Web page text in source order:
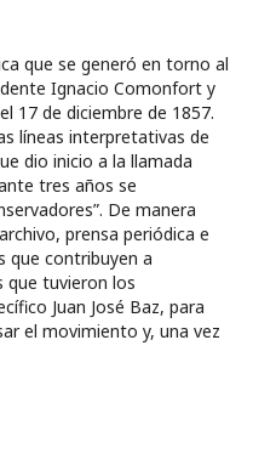
que se generó en torno al
Ignacio Comonfort y
17 de diciembre de 1857.
líneas interpretativas de
dio inicio a la llamada
tres años se
De manera
prensa periódica e
que contribuyen a
que tuvieron los
Juan José Baz, para
el movimiento y, una vez